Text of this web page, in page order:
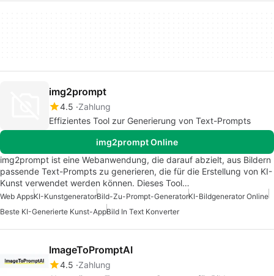
img2prompt
4.5 Zahlung
Effizientes Tool zur Generierung von Text-Prompts
img2prompt Online
img2prompt ist eine Webanwendung, die darauf abzielt, aus Bildern
passende Text-Prompts zu generieren, die für die Erstellung von KI-
Kunst verwendet werden können. Dieses Tool…
Web AppsKI-KunstgeneratorBild-Zu-Prompt-GeneratorKI-Bildgenerator Online
Beste KI-Generierte Kunst-AppBild In Text Konverter
ImageToPromptAI
4.5 Zahlung